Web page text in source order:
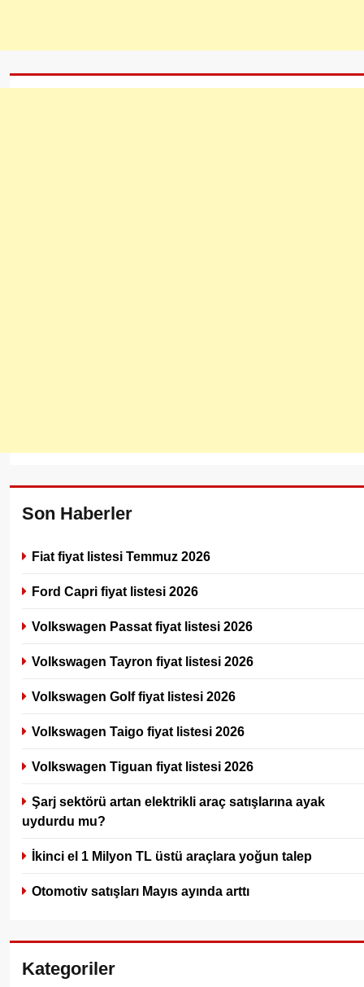
Son Haberler
Fiat fiyat listesi Temmuz 2026
Ford Capri fiyat listesi 2026
Volkswagen Passat fiyat listesi 2026
Volkswagen Tayron fiyat listesi 2026
Volkswagen Golf fiyat listesi 2026
Volkswagen Taigo fiyat listesi 2026
Volkswagen Tiguan fiyat listesi 2026
Şarj sektörü artan elektrikli araç satışlarına ayak
uydurdu mu?
İkinci el 1 Milyon TL üstü araçlara yoğun talep
Otomotiv satışları Mayıs ayında arttı
Kategoriler